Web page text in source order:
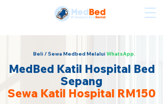
Beli / Sewa Medbed MelaluiWhatsApp.
MedBed Katil Hospital Bed
Sepang
Sewa Katil Hospital RM150